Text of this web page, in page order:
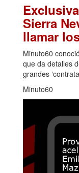
Sierra
llamar
Minuto60
que da detalles
grandes
Minuto60